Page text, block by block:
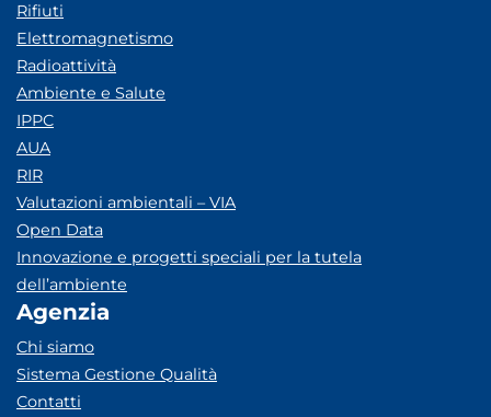
Rifiuti
Elettromagnetismo
Radioattività
Ambiente e Salute
IPPC
AUA
RIR
Valutazioni ambientali – VIA
Open Data
Innovazione e progetti speciali per la tutela
dell’ambiente
Agenzia
Chi siamo
Sistema Gestione Qualità
Contatti